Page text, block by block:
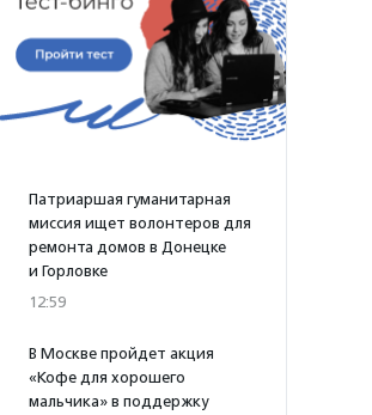
Патриаршая гуманитарная
миссия ищет волонтеров для
ремонта домов в Донецке
и Горловке
12:59
В Москве пройдет акция
«Кофе для хорошего
мальчика» в поддержку